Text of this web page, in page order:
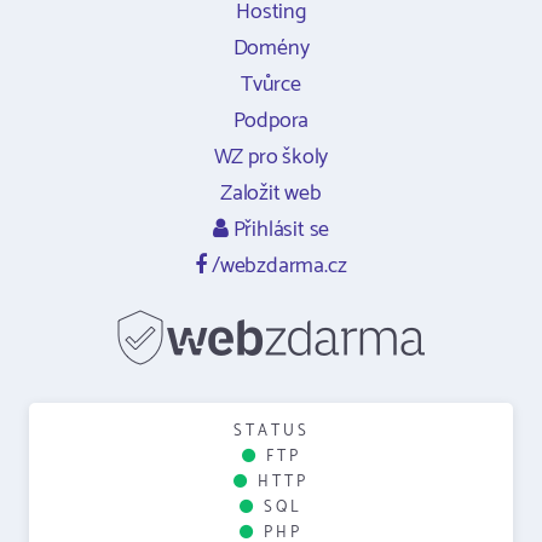
Hosting
Domény
Tvůrce
Podpora
WZ pro školy
Založit web
Přihlásit se
/webzdarma.cz
STATUS
FTP
HTTP
SQL
PHP